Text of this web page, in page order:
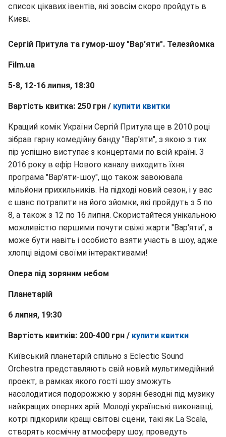
список цікавих івентів, які зовсім скоро пройдуть в
Києві.
Сергій Притула та гумор-шоу "Вар'яти". Телезйомка
Film.ua
5-8, 12-16 липня, 18:30
Вартість квитка: 250 грн / купити квитки
Кращий комік України Сергій Притула ще в 2010 році
зібрав гарну комедійну банду "Вар'яти", з якою з тих
пір успішно виступає з концертами по всій країні. З
2016 року в ефір Нового каналу виходить їхня
програма "Вар'яти-шоу", що також завоювала
мільйони прихильників. На підході новий сезон, і у вас
є шанс потрапити на його зйомки, які пройдуть з 5 по
8, а також з 12 по 16 липня. Скористайтеся унікальною
можливістю першими почути свіжі жарти "Вар'яти", а
може бути навіть і особисто взяти участь в шоу, адже
хлопці відомі своїми інтерактивами!
Опера під зоряним небом
Планетарій
6 липня, 19:30
Вартість квитків: 200-400 грн / купити квитки
Київський планетарій спільно з Eclectic Sound
Orchestra представляють свій новий мультимедійний
проект, в рамках якого гості шоу зможуть
насолодитися подорожжю у зоряні безодні під музику
найкращих оперних арій. Молоді українські виконавці,
котрі підкорили кращі світові сцени, такі як La Scala,
створять космічну атмосферу шоу, проведуть